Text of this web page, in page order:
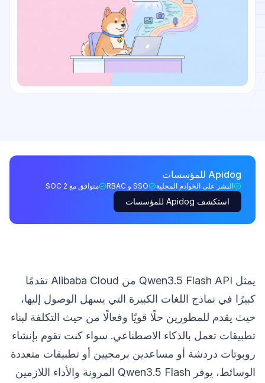
Apidog للمؤسسات
النشر على الخوادم المحلية SSO و RBAC متوافق مع SOC 2
استكشف Apidog للمؤسسات
يمثل Qwen3.5 Flash API من Alibaba Cloud تقدمًا
كبيرًا في نماذج اللغات الكبيرة التي يسهل الوصول إليها،
حيث يقدم للمطورين حلًا قويًا وفعالًا من حيث التكلفة لبناء
تطبيقات تعمل بالذكاء الاصطناعي. سواء كنت تقوم بإنشاء
روبوتات دردشة أو مساعدين برمجيين أو تطبيقات متعددة
الوسائط، يوفر Qwen3.5 Flash المرونة والأداء اللازمين